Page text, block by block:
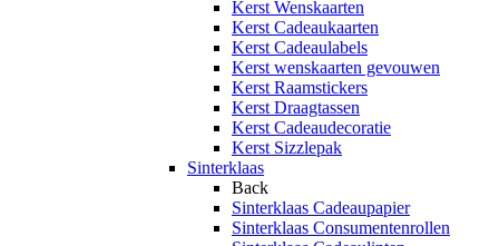
Kerst Wenskaarten
Kerst Cadeaukaarten
Kerst Cadeaulabels
Kerst wenskaarten gevouwen
Kerst Raamstickers
Kerst Draagtassen
Kerst Cadeaudecoratie
Kerst Sizzlepak
Sinterklaas
Back
Sinterklaas Cadeaupapier
Sinterklaas Consumentenrollen